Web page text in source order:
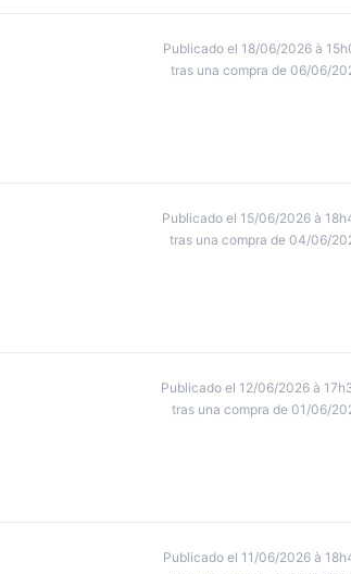
Publicado el 18/06/2026 à
tras una compra de 06/06/
Publicado el 15/06/2026 à
tras una compra de 04/06/
Publicado el 12/06/2026 à
tras una compra de 01/06/
Publicado el 11/06/2026 à